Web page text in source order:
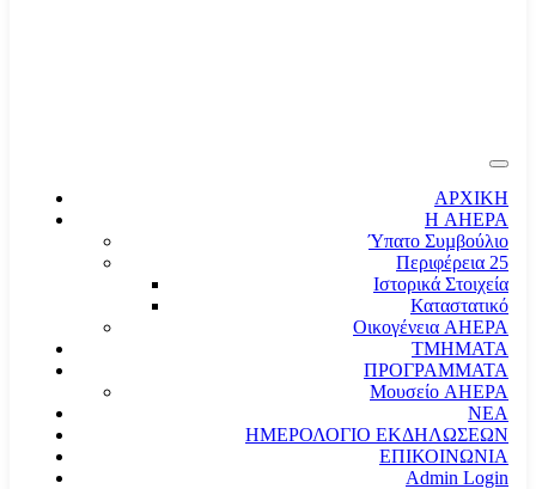
ΑΡΧΙΚΗ
Η AHEPA
Ύπατο Συµβούλιο
Περιφέρεια 25
Ιστορικά Στοιχεία
Καταστατικό
Οικογένεια AHEPA
ΤΜΗΜΑΤΑ
ΠΡΟΓΡΑΜΜΑΤΑ
Μουσείο AHEPA
ΝΕΑ
ΗΜΕΡΟΛΟΓΙΟ ΕΚΔΗΛΩΣΕΩΝ
ΕΠΙΚΟΙΝΩΝΙΑ
Admin Login